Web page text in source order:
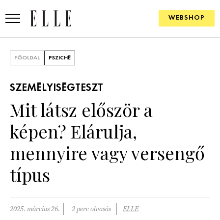
WEBSHOP
SZÉPSÉG
KULTÚRA
PSZICHÉ
PÁRKAPCSOLAT
FŐOLDAL PSZICHÉ
SZEMÉLYISÉGTESZT
Mit látsz először a
képen? Elárulja,
mennyire vagy versengő
típus
2025. március 26. 2 perc olvasás ELLE